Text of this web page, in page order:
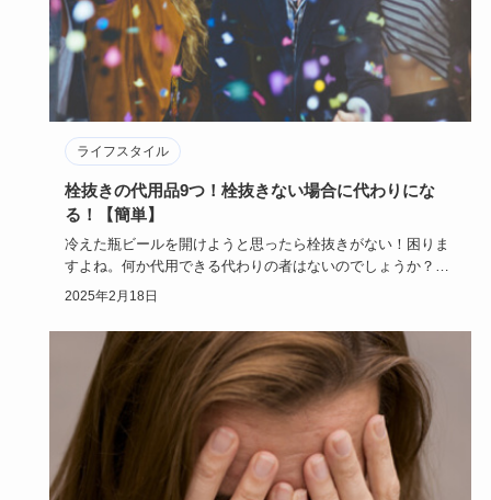
ライフスタイル
栓抜きの代用品9つ！栓抜きない場合に代わりにな
る！【簡単】
冷えた瓶ビールを開けようと思ったら栓抜きがない！困りま
すよね。何か代用できる代わりの者はないのでしょうか？こ
の記事では、栓…
2025年2月18日